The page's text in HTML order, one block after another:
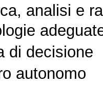
analisi e
di decisione
autonomo